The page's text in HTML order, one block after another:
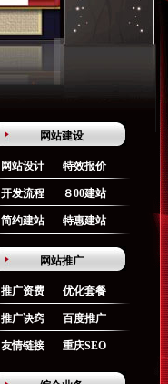
网站建设
网站设计 特效报价
开发流程 ８00建站
简约建站 特惠建站
网站推广
推广资费 优化套餐
推广诀窍 百度推广
友情链接 重庆SEO